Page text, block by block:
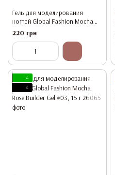
Гель для моделирования
ногтей Global Fashion Mocha
Rose Builder Gel #01, 15 г
220 грн
4
4